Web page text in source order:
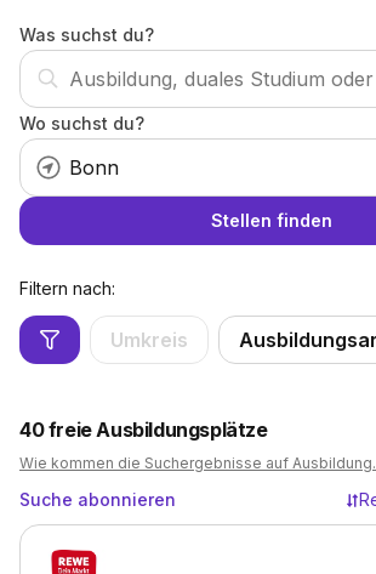
Was suchst du?
Wo suchst du?
Stellen finden
Filtern nach:
Umkreis
40freie Ausbildungsplätze
Wie kommen die Suchergebnisse auf
Suche abonnieren